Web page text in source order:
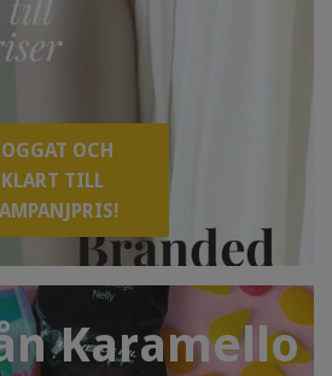
OCH
KLART TILL
Karamello